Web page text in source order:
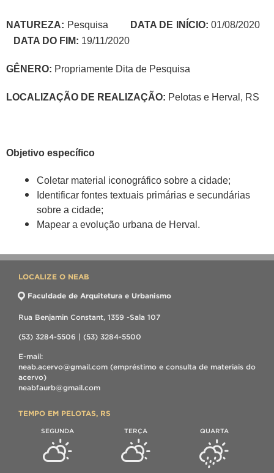
NATUREZA: Pesquisa DATA DE INÍCIO: 01/08/2020
DATA DO FIM: 19/11/2020
GÊNERO: Propriamente Dita de Pesquisa
LOCALIZAÇÃO DE REALIZAÇÃO: Pelotas e Herval, RS
Objetivo específico
Coletar material iconográfico sobre a cidade;
Identificar fontes textuais primárias e secundárias
sobre a cidade;
Mapear a evolução urbana de Herval.
LOCALIZE O NEAB
Faculdade de Arquitetura e Urbanismo
Rua Benjamin Constant, 1359 -Sala 107
(53) 3284-5506 | (53) 3284-5500
E-mail:
neab.acervo@gmail.com (empréstimo e consulta de materiais do
acervo)
neabfaurb@gmail.com
TEMPO EM PELOTAS, RS
SEGUNDA TERÇA QUARTA